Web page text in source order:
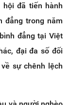
hội đã tiến hành
đẳng trong năm
đẳng tại Việt
đại đa số đối
sự chênh lệch